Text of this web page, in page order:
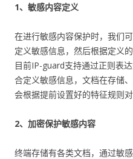
1、敏感内容定义
在进行敏感内容保护时，我们
定义敏感信息，然后根据定义
目前IP-guard支持通过正则表
合定义敏感信息，文档在存储
会根据提前设置好的特征规则
2、加密保护敏感内容
终端存储有各类文档，通过敏